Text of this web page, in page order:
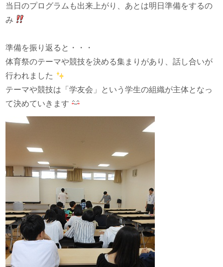
当日のプログラムも出来上がり、あとは明日準備をするの
み
準備を振り返ると・・・
体育祭のテーマや競技を決める集まりがあり、話し合いが
行われました
テーマや競技は「学友会」という学生の組織が主体となっ
て決めていきます